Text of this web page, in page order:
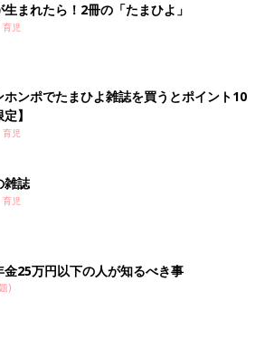
まれたら！2冊の「たまひよ」
育児
ホンポでたまひよ雑誌を買うとポイント10
】
育児
雑誌
育児
金25万円以下の人が知るべき事
)